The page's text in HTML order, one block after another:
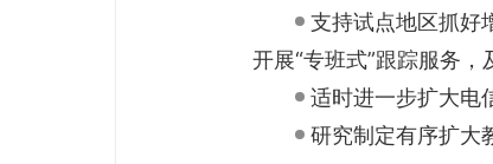
支持试点地区抓好
开展“专班式”跟踪服务，
适时进一步扩大电
研究制定有序扩大